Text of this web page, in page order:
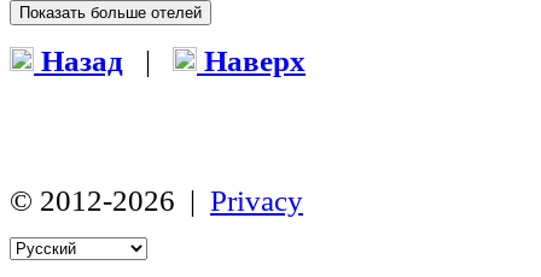
Показать больше отелей
Назад | Наверх
© 2012-2026 | Privacy